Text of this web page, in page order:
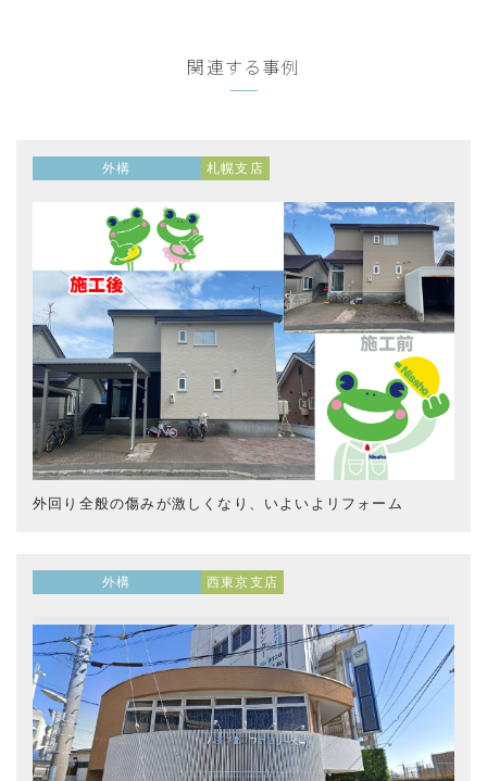
関連する事例
外構 札幌支店
外回り全般の傷みが激しくなり、いよいよリフォーム
外構 西東京支店